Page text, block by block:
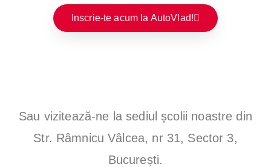
Inscrie-te acum la AutoVlad!
Sau vizitează-ne la sediul școlii noastre din
Str. Râmnicu Vâlcea, nr 31, Sector 3,
București.